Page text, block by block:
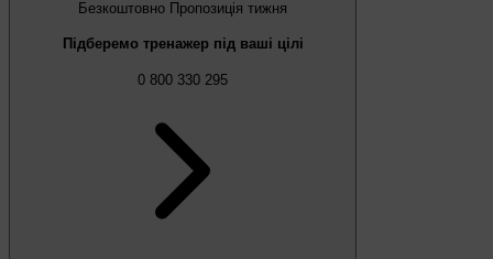
Безкоштовно Пропозиція тижня
Підберемо тренажер під ваші цілі
0 800 330 295